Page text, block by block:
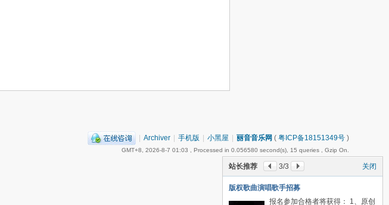
关闭
站长推荐 3/3
版权歌曲演唱歌手招募
报名参加合格者将获得： 1、原创
| Archiver | 手机版 | 小黑屋 | 丽音音乐网 ( 粤ICP备18151349号 )
GMT+8, 2026-8-7 01:03 , Processed in 0.056580 second(s), 15 queries , Gzip On.